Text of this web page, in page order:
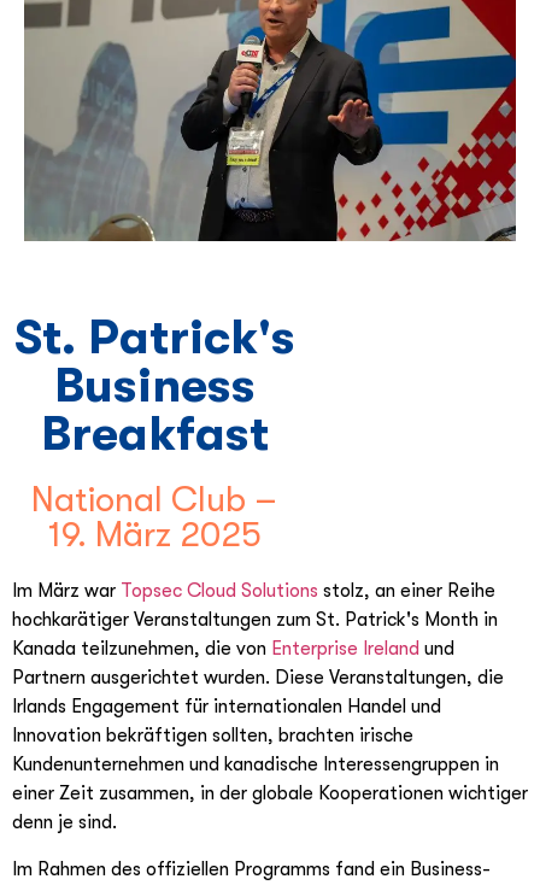
St. Patrick's
Business
Breakfast
National Club –
19. März 2025
Im März war Topsec Cloud Solutions stolz, an einer Reihe
hochkarätiger Veranstaltungen zum St. Patrick's Month in
Kanada teilzunehmen, die von Enterprise Ireland und
Partnern ausgerichtet wurden. Diese Veranstaltungen, die
Irlands Engagement für internationalen Handel und
Innovation bekräftigen sollten, brachten irische
Kundenunternehmen und kanadische Interessengruppen in
einer Zeit zusammen, in der globale Kooperationen wichtiger
denn je sind.
Im Rahmen des offiziellen Programms fand ein Business-